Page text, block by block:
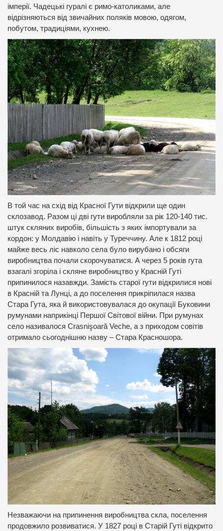
імперії. Чадецькі гуралі є римо-католиками, але
відрізняються від звичайних поляків мовою, одягом,
побутом, традиціями, кухнею.
В той час на схід від Красної Гути відкрили ще один
склозавод. Разом ці дві гути виробляли за рік 120-140 тис.
штук скляних виробів, більшість з яких імпортували за
кордон: у Молдавію і навіть у Туреччину. Але к 1812 році
майже весь ліс навколо села було вирубано і обсяги
виробництва почали скорочуватися. А через 5 років гута
взагалі згоріла і скляне виробництво у Красній Гуті
припинилося назавжди. Замість старої гути відкрилися нові
в Красній та Лунці, а до поселення прикріпилася назва
Стара Гута, яка й використовувалася до окупації Буковини
румунами наприкінці Першої Світової війни. При румунах
село називалося Crasnişoară Veche, а з приходом совітів
отримало сьогоднішню назву – Стара Красношора.
Незважаючи на припинення виробництва скла, поселення
продовжило розвиватися. У 1827 році в Старій Гуті відкрито